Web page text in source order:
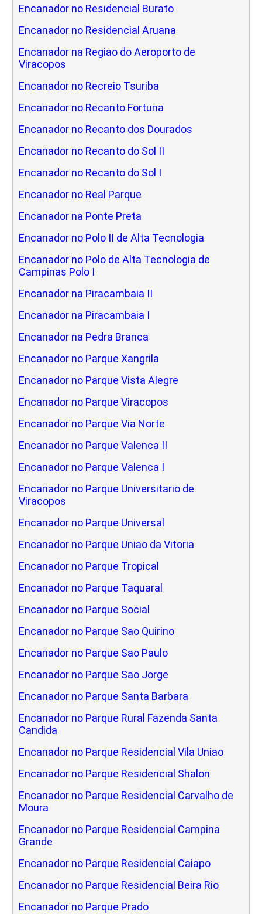
Encanador no Residencial Burato
Encanador no Residencial Aruana
Encanador na Regiao do Aeroporto de
Viracopos
Encanador no Recreio Tsuriba
Encanador no Recanto Fortuna
Encanador no Recanto dos Dourados
Encanador no Recanto do Sol II
Encanador no Recanto do Sol I
Encanador no Real Parque
Encanador na Ponte Preta
Encanador no Polo II de Alta Tecnologia
Encanador no Polo de Alta Tecnologia de
Campinas Polo I
Encanador na Piracambaia II
Encanador na Piracambaia I
Encanador na Pedra Branca
Encanador no Parque Xangrila
Encanador no Parque Vista Alegre
Encanador no Parque Viracopos
Encanador no Parque Via Norte
Encanador no Parque Valenca II
Encanador no Parque Valenca I
Encanador no Parque Universitario de
Viracopos
Encanador no Parque Universal
Encanador no Parque Uniao da Vitoria
Encanador no Parque Tropical
Encanador no Parque Taquaral
Encanador no Parque Social
Encanador no Parque Sao Quirino
Encanador no Parque Sao Paulo
Encanador no Parque Sao Jorge
Encanador no Parque Santa Barbara
Encanador no Parque Rural Fazenda Santa
Candida
Encanador no Parque Residencial Vila Uniao
Encanador no Parque Residencial Shalon
Encanador no Parque Residencial Carvalho de
Moura
Encanador no Parque Residencial Campina
Grande
Encanador no Parque Residencial Caiapo
Encanador no Parque Residencial Beira Rio
Encanador no Parque Prado